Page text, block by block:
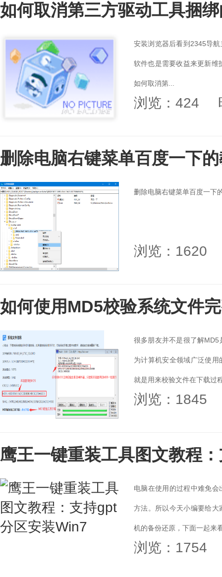
如何取消第三方驱动工具捆
安装浏览器后看到2345导
软件也是需要收益来更新维
如何取消第...
浏览：424
删除电脑右键菜单百度一下
删除电脑右键菜单百度一下
浏览：1620
如何使用MD5校验系统文件
很多朋友并不是很了解
为计算机安全领域广泛使
就是用来校验文件在下载过
浏览：1845
鹰王一键重装工具图文教程
电脑在使用的过程中难免
方法。所以今天小编要给
机的备份还原，下面一起来
浏览：1754